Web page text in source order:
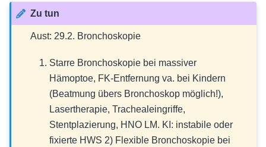
Zu tun
Aust: 29.2. Bronchoskopie
Starre Bronchoskopie bei massiver
Hämoptoe, FK-Entfernung va. bei Kindern
(Beatmung übers Bronchoskop möglich!),
Lasertherapie, Trachealeingriffe,
Stentplazierung, HNO LM. KI: instabile oder
fixierte HWS 2) Flexible Bronchoskopie bei